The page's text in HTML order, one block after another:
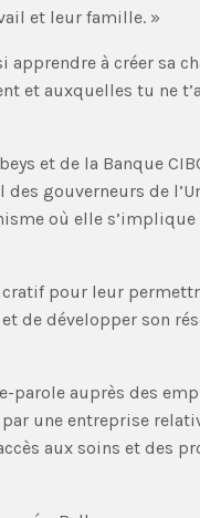
et leur famille. »
à créer sa
et auxquelles tu ne
et de la Banque
gouverneurs de
où elle
pour leur
de développer son
parole auprès des
une entreprise
aux soins et des